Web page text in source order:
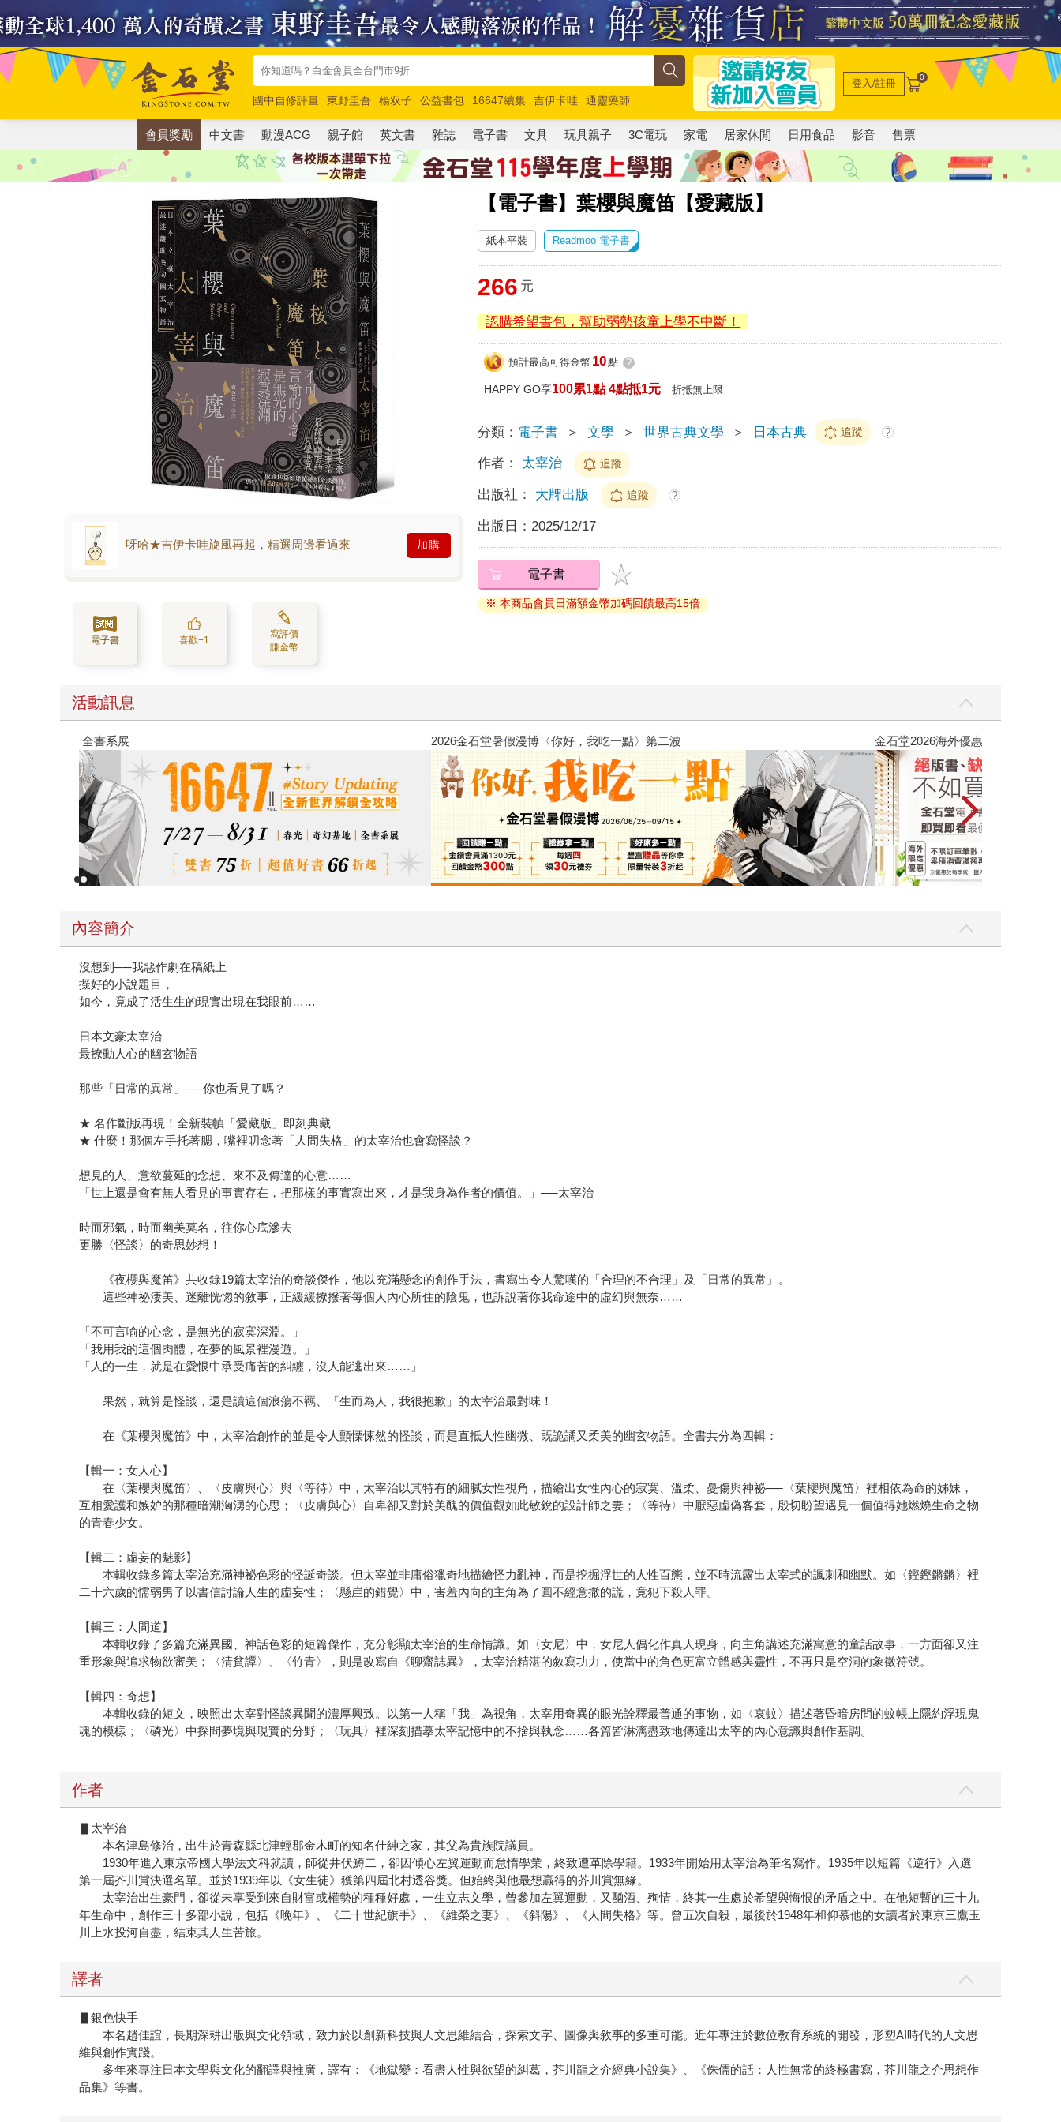
國中自修評量 東野圭吾 楊双子 公益書包 16647續集 吉伊卡哇
通靈藥師
唯紅花綻放
奧德賽 路邊攤新作 馬斯克 玩具總動員5 超慢跑
登入/註冊 0
會員獎勵 中文書 動漫ACG 親子館 英文書 雜誌 電子書 文具 玩具親子 3C電玩 家電 居家休閒 日用食品 影音 售票
【電子書】葉櫻與魔笛【愛藏版】
呀哈★吉伊卡哇旋風再起，精選周邊看過來 加購
電子書 喜歡+1
寫評價
賺金幣
紙本平裝 Readmoo 電子書
266 元
認購希望書包，幫助弱勢孩童上學不中斷！
預計最高可得金幣 10點 ?
HAPPY GO享100累1點 4點抵1元 折抵無上限
分類： 電子書 ＞ 文學 ＞ 世界古典文學 ＞ 日本古典 追蹤 ?
作者： 太宰治 追蹤
出版社： 大牌出版 追蹤 ?
出版日： 2025/12/17
電子書
※ 本商品會員日滿額金幣加碼回饋最高15倍
活動訊息
春光ｘ奇幻基地｜全書系展 2026金石堂暑假漫博〈你好，我吃一點〉第二波 金石堂2026海
內容簡介
沒想到──我惡作劇在稿紙上
擬好的小說題目，
如今，竟成了活生生的現實出現在我眼前……
日本文豪太宰治
最撩動人心的幽玄物語
那些「日常的異常」──你也看見了嗎？
★ 名作斷版再現！全新裝幀「愛藏版」即刻典藏
★ 什麼！那個左手托著腮，嘴裡叨念著「人間失格」的太宰治也會寫怪談？
想見的人、意欲蔓延的念想、來不及傳達的心意……
「世上還是會有無人看見的事實存在，把那樣的事實寫出來，才是我身為作者的價值。」──太宰治
時而邪氣，時而幽美莫名，往你心底滲去
更勝〈怪談〉的奇思妙想！
《夜櫻與魔笛》共收錄19篇太宰治的奇談傑作，他以充滿懸念的創作手法，書寫出令人驚嘆的「合理的不合理」及「日常的異常」。
這些神祕淒美、迷離恍惚的敘事，正緩緩撩撥著每個人內心所住的陰鬼，也訴說著你我命途中的虛幻與無奈……
「不可言喻的心念，是無光的寂寞深淵。」
「我用我的這個肉體，在夢的風景裡漫遊。」
「人的一生，就是在愛恨中承受痛苦的糾纏，沒人能逃出來……」
果然，就算是怪談，還是讀這個浪蕩不羈、「生而為人，我很抱歉」的太宰治最對味！
在《葉櫻與魔笛》中，太宰治創作的並是令人顫慄悚然的怪談，而是直抵人性幽微、既詭譎又柔美的幽玄物語。全書共分為四輯：
【輯一：女人心】
在〈葉櫻與魔笛〉、〈皮膚與心〉與〈等待〉中，太宰治以其特有的細膩女性視角，描繪出女性內心的寂寞、溫柔、憂傷與神祕──〈葉櫻與魔笛〉裡相依為命的姊妹，
互相愛護和嫉妒的那種暗潮洶湧的心思；〈皮膚與心〉自卑卻又對於美醜的價值觀如此敏銳的設計師之妻；〈等待〉中厭惡虛偽客套，殷切盼望遇見一個值得她燃燒生命之物
的青春少女。
【輯二：虛妄的魅影】
本輯收錄多篇太宰治充滿神祕色彩的怪誕奇談。但太宰並非庸俗獵奇地描繪怪力亂神，而是挖掘浮世的人性百態，並不時流露出太宰式的諷刺和幽默。如〈鏗鏗鏘鏘〉裡
二十六歲的懦弱男子以書信討論人生的虛妄性；〈懸崖的錯覺〉中，害羞內向的主角為了圓不經意撒的謊，竟犯下殺人罪。
【輯三：人間道】
本輯收錄了多篇充滿異國、神話色彩的短篇傑作，充分彰顯太宰治的生命情識。如〈女尼〉中，女尼人偶化作真人現身，向主角講述充滿寓意的童話故事，一方面卻又注
重形象與追求物欲審美；〈清貧譚〉、〈竹青〉，則是改寫自《聊齋誌異》，太宰治精湛的敘寫功力，使當中的角色更富立體感與靈性，不再只是空洞的象徵符號。
【輯四：奇想】
本輯收錄的短文，映照出太宰對怪談異聞的濃厚興致。以第一人稱「我」為視角，太宰用奇異的眼光詮釋最普通的事物，如〈哀蚊〉描述著昏暗房間的蚊帳上隱約浮現鬼
魂的模樣；〈磷光〉中探問夢境與現實的分野；〈玩具〉裡深刻描摹太宰記憶中的不捨與執念……各篇皆淋漓盡致地傳達出太宰的內心意識與創作基調。
作者
▋太宰治
本名津島修治，出生於青森縣北津輕郡金木町的知名仕紳之家，其父為貴族院議員。
1930年進入東京帝國大學法文科就讀，師從井伏鱒二，卻因傾心左翼運動而怠惰學業，終致遭革除學籍。1933年開始用太宰治為筆名寫作。1935年以短篇《逆行》入選
第一屆芥川賞決選名單。並於1939年以《女生徒》獲第四屆北村透谷獎。但始終與他最想贏得的芥川賞無緣。
太宰治出生豪門，卻從未享受到來自財富或權勢的種種好處，一生立志文學，曾參加左翼運動，又酗酒、殉情，終其一生處於希望與悔恨的矛盾之中。在他短暫的三十九
年生命中，創作三十多部小說，包括《晚年》、《二十世紀旗手》、《維榮之妻》、《斜陽》、《人間失格》等。曾五次自殺，最後於1948年和仰慕他的女讀者於東京三鷹玉
川上水投河自盡，結束其人生苦旅。
譯者
▋銀色快手
本名趙佳誼，長期深耕出版與文化領域，致力於以創新科技與人文思維結合，探索文字、圖像與敘事的多重可能。近年專注於數位教育系統的開發，形塑AI時代的人文思
維與創作實踐。
多年來專注日本文學與文化的翻譯與推廣，譯有：《地獄變：看盡人性與欲望的糾葛，芥川龍之介經典小說集》、《侏儒的話：人性無常的終極書寫，芥川龍之介思想作
品集》等書。